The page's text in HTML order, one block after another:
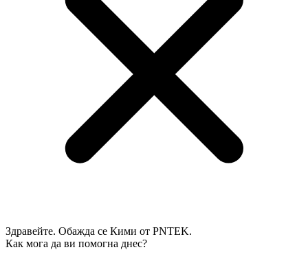
Здравейте. Обажда се Кими от PNTEK.
Как мога да ви помогна днес?